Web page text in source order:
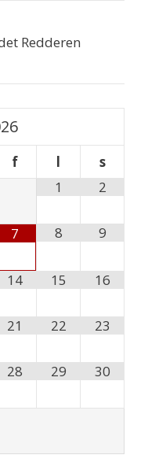
Redderen
f l
s
1
2
7 8 9
14 15 16
21 22 23
28 29 30